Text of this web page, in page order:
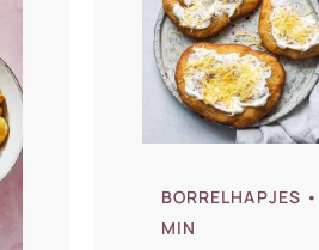
BORRELHAPJES
MIN